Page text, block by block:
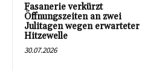
Fasanerie verkürzt
Öffnungszeiten an zwei
Julitagen wegen erwarteter
Hitzewelle
30.07.2026